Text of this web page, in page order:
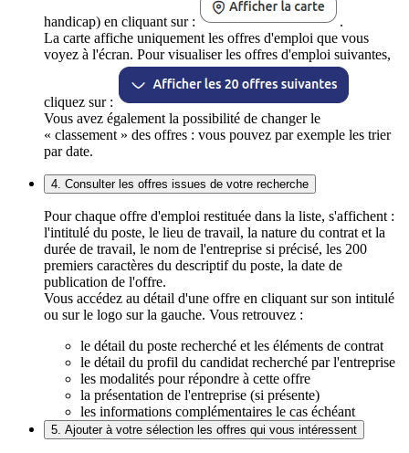
handicap) en cliquant sur :
.
La carte affiche uniquement les offres d'emploi que vous
voyez à l'écran. Pour visualiser les offres d'emploi suivantes,
cliquez sur :
Vous avez également la possibilité de changer le
« classement » des offres : vous pouvez par exemple les trier
par date.
4. Consulter les offres issues de votre recherche
Pour chaque offre d'emploi restituée dans la liste, s'affichent :
l'intitulé du poste, le lieu de travail, la nature du contrat et la
durée de travail, le nom de l'entreprise si précisé, les 200
premiers caractères du descriptif du poste, la date de
publication de l'offre.
Vous accédez au détail d'une offre en cliquant sur son intitulé
ou sur le logo sur la gauche. Vous retrouvez :
le détail du poste recherché et les éléments de contrat
le détail du profil du candidat recherché par l'entreprise
les modalités pour répondre à cette offre
la présentation de l'entreprise (si présente)
les informations complémentaires le cas échéant
5. Ajouter à votre sélection les offres qui vous intéressent